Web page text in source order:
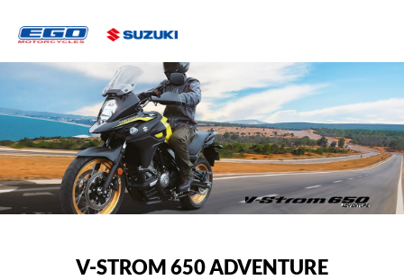
V-STROM 650 ADVENTURE